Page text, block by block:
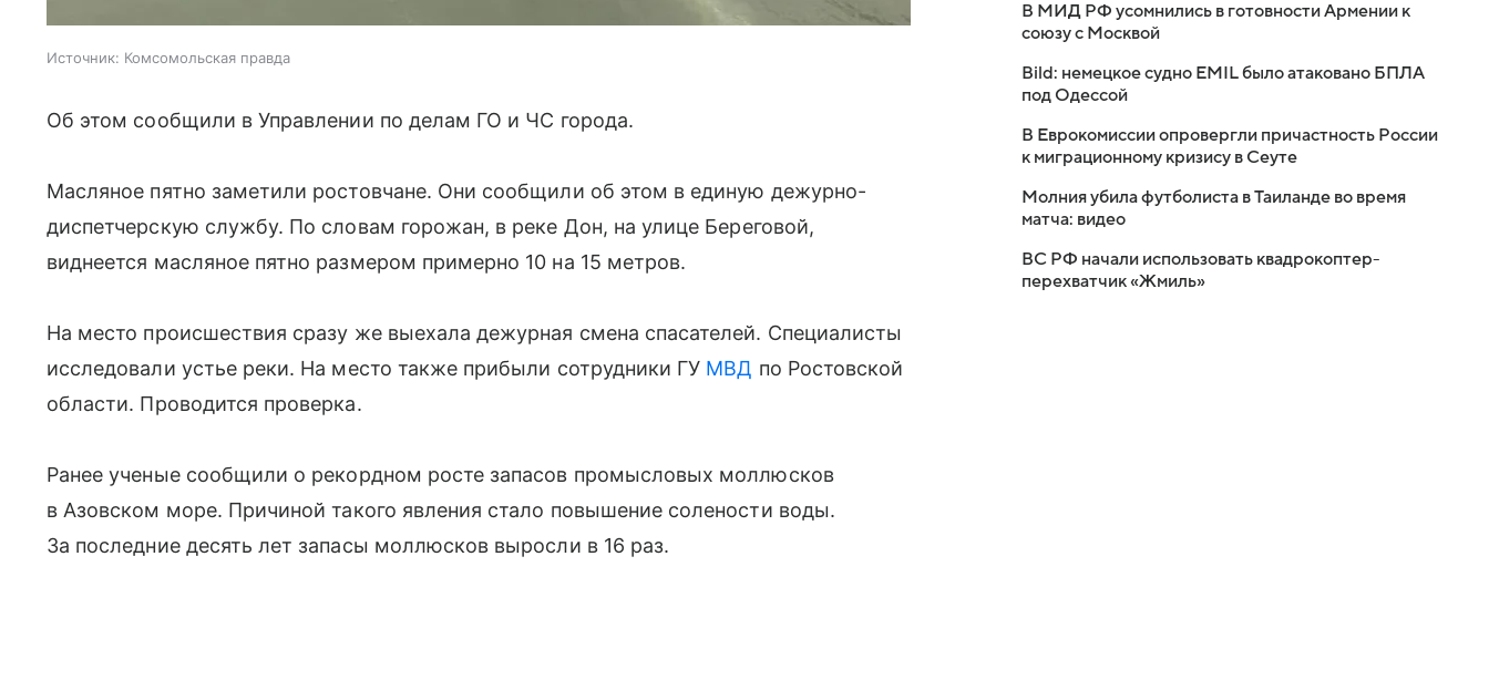
Источник: Комсомольская правда
Об этом сообщили в Управлении по делам ГО и ЧС города.
Масляное пятно заметили ростовчане. Они сообщили об этом в единую дежурно-
диспетчерскую службу. По словам горожан, в реке Дон, на улице Береговой,
виднеется масляное пятно размером примерно 10 на 15 метров.
На место происшествия сразу же выехала дежурная смена спасателей. Специалисты
исследовали устье реки. На место также прибыли сотрудники ГУ МВД по Ростовской
области. Проводится проверка.
Ранее ученые сообщили о рекордном росте запасов промысловых моллюсков
в Азовском море. Причиной такого явления стало повышение солености воды.
За последние десять лет запасы моллюсков выросли в 16 раз.
В МИД РФ усомнились в готовности Армении к
союзу с Москвой
Bild: немецкое судно EMIL было атаковано БПЛА
под Одессой
В Еврокомиссии опровергли причастность России
к миграционному кризису в Сеуте
Молния убила футболиста в Таиланде во время
матча: видео
ВС РФ начали использовать квадрокоптер-
перехватчик «Жмиль»